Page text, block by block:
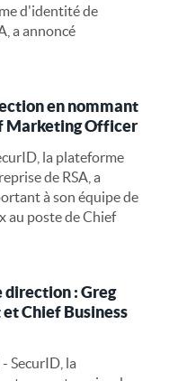
d'identité de
a annoncé
en nommant
Marketing Officer
la plateforme
de RSA, a
à son équipe de
au poste de Chief
direction : Greg
Chief Business
SecurID, la